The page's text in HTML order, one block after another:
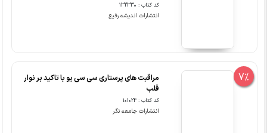
کد کتاب : 132330
انتشارات اندیشه رفیع
7%
مراقبت های پرستاری سی سی یو با تاکید بر نوار
قلب
کد کتاب : 101024
انتشارات جامعه نگر